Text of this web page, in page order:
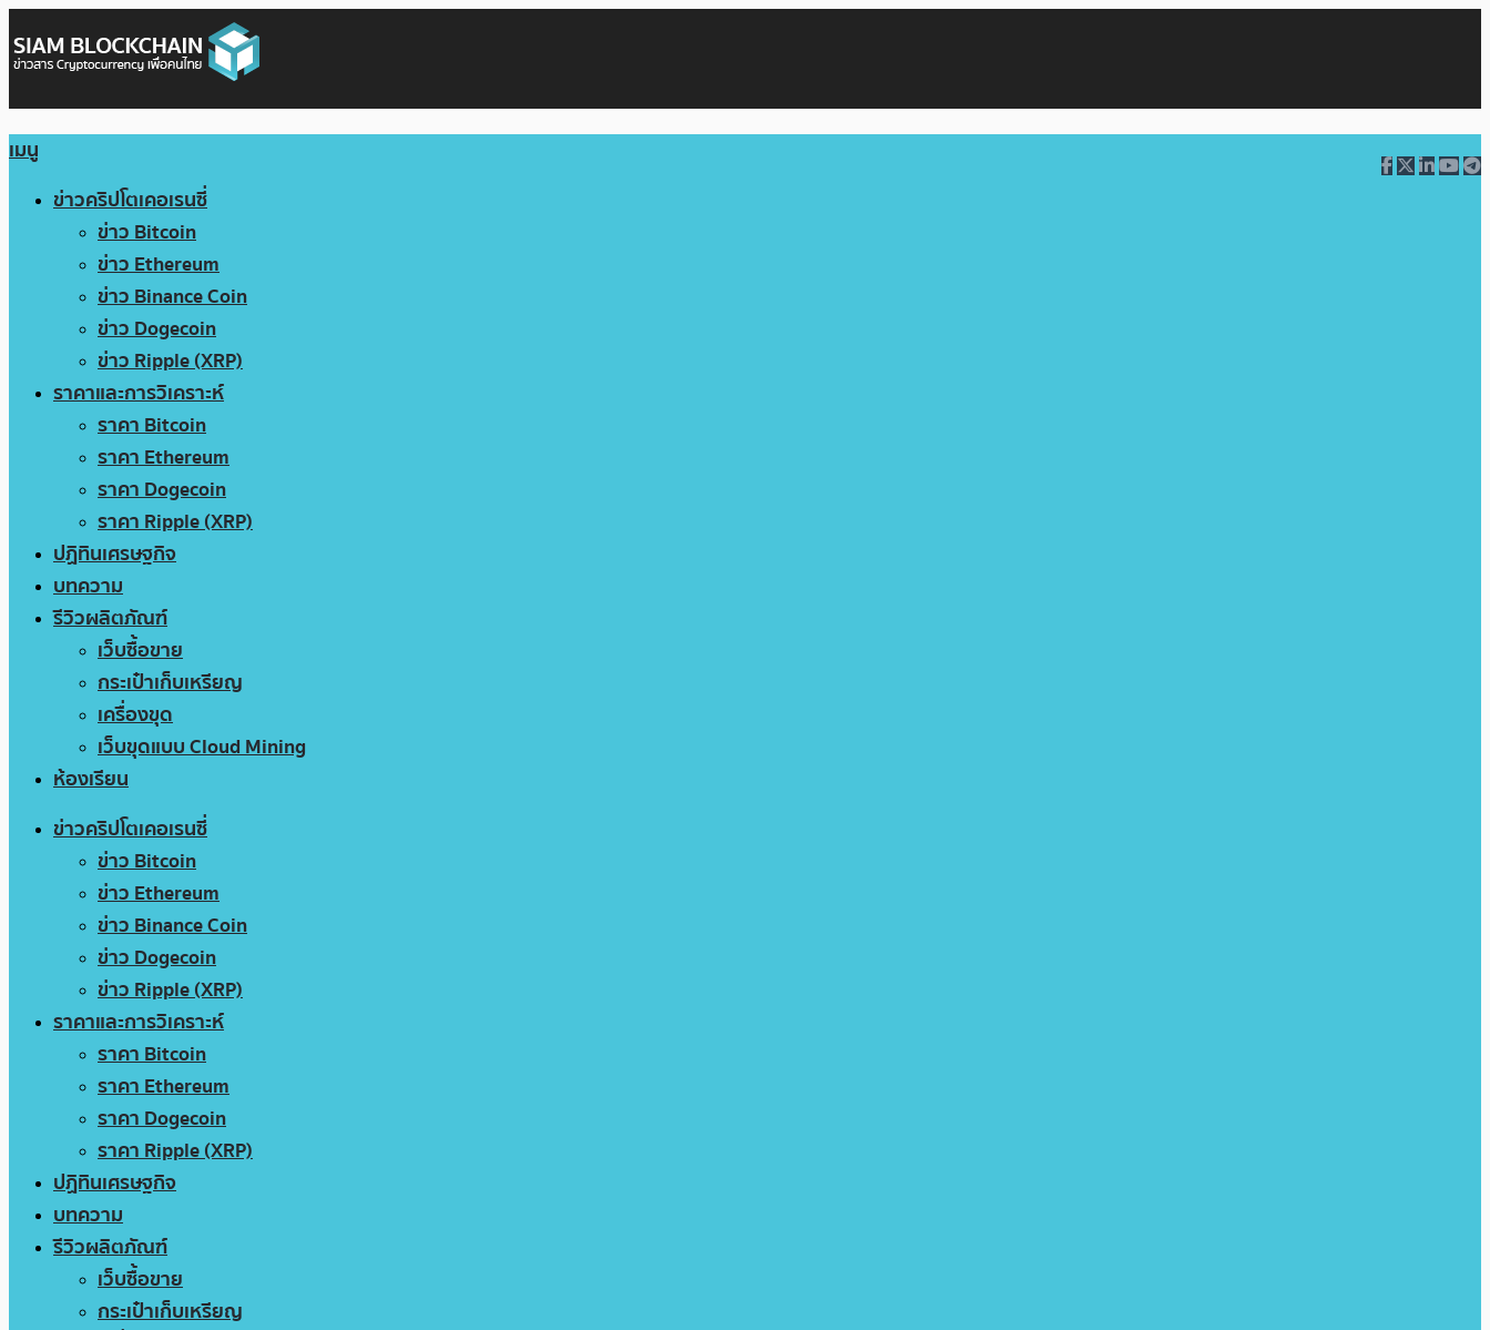
เมนู
ข่าวคริปโตเคอเรนซี่
ข่าว Bitcoin
ข่าว Ethereum
ข่าว Binance Coin
ข่าว Dogecoin
ข่าว Ripple (XRP)
ราคาและการวิเคราะห์
ราคา Bitcoin
ราคา Ethereum
ราคา Dogecoin
ราคา Ripple (XRP)
ปฏิทินเศรษฐกิจ
บทความ
รีวิวผลิตภัณฑ์
เว็บซื้อขาย
กระเป๋าเก็บเหรียญ
เครื่องขุด
เว็บขุดแบบ Cloud Mining
ห้องเรียน
ข่าวคริปโตเคอเรนซี่
ข่าว Bitcoin
ข่าว Ethereum
ข่าว Binance Coin
ข่าว Dogecoin
ข่าว Ripple (XRP)
ราคาและการวิเคราะห์
ราคา Bitcoin
ราคา Ethereum
ราคา Dogecoin
ราคา Ripple (XRP)
ปฏิทินเศรษฐกิจ
บทความ
รีวิวผลิตภัณฑ์
เว็บซื้อขาย
กระเป๋าเก็บเหรียญ